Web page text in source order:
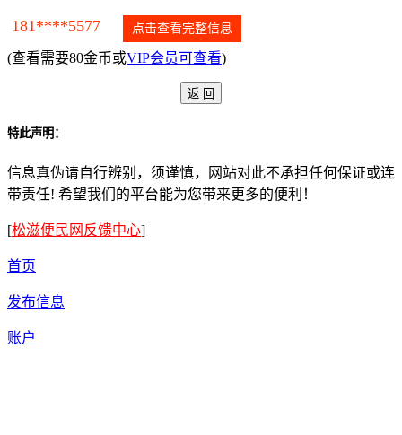
181****5577 点击查看完整信息
(查看需要80金币或VIP会员可查看)
特此声明：
信息真伪请自行辨别，须谨慎，网站对此不承担任何保证或连
带责任! 希望我们的平台能为您带来更多的便利！
[松滋便民网反馈中心]
首页
发布信息
账户